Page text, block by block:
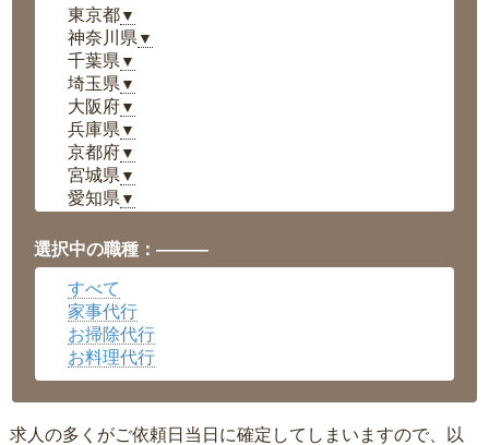
東京都▼
神奈川県 ▼
千葉県 ▼
埼玉県 ▼
大阪府▼
兵庫県 ▼
京都府▼
宮城県 ▼
愛知県 ▼
岡山県▼
広島県▼
沖縄県
選択中の職種：———
すべて
家事代行
お掃除代行
お料理代行
求人の多くがご依頼日当日に確定してしまいますので、以